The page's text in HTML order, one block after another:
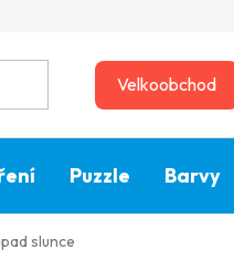
Velkoobchod
Puzzle Barvy
slunce